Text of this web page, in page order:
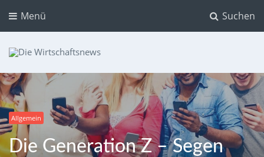
Suchen
Menü
Dein Ratgeber für Aktien und Kryptowährungen
Allgemein
Die Generation Z – Segen